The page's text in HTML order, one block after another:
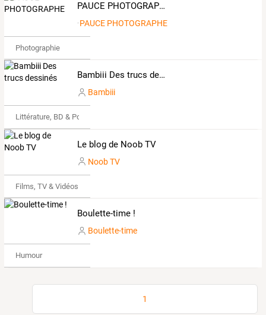
PAUCE PHOTOGRAPHE
PAUCE PHOTOGRAPHE
Photographie
Bambiii Des trucs dessinés
Bambiii
Littérature, BD & Poésie
Le blog de Noob TV
Noob TV
Films, TV & Vidéos
Boulette-time !
Boulette-time
Humour
1